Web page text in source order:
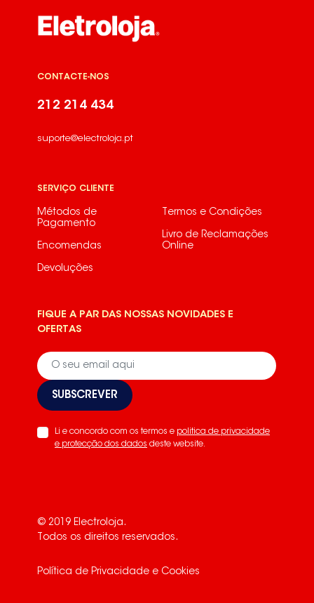
CONTACTE-NOS
212 214 434
suporte@electroloja.pt
SERVIÇO CLIENTE
Métodos de
Pagamento
Encomendas
Devoluções
Termos e Condições
Livro de Reclamações
Online
FIQUE A PAR DAS NOSSAS NOVIDADES E
OFERTAS
SUBSCREVER
Li e concordo com os termos e politica de privacidade
e protecção dos dados deste website.
© 2019 Electroloja.
Todos os direitos reservados.
Política de Privacidade e Cookies